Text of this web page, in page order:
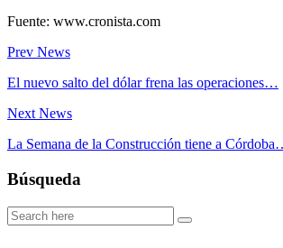
Fuente: www.cronista.com
Prev News
El nuevo salto del dólar frena las operaciones…
Next News
La Semana de la Construcción tiene a
Búsqueda